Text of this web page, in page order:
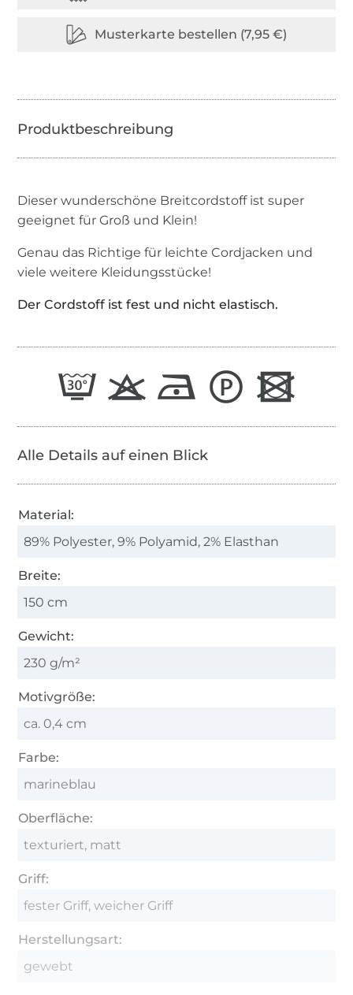
Dieser wunderschöne Breitcordstoff ist super
geeignet für Groß und Klein!
Genau das Richtige für leichte Cordjacken und
viele weitere Kleidungsstücke!
Der Cordstoff ist fest und nicht elastisch.
Alle Details auf einen Blick
Material:
89% Polyester, 9% Polyamid, 2% Elasthan
Breite:
150 cm
Gewicht:
230 g/m²
Motivgröße:
ca. 0,4 cm
Farbe:
marineblau
Oberfläche:
texturiert, matt
Griff:
fester Griff, weicher Griff
Herstellungsart:
gewebt